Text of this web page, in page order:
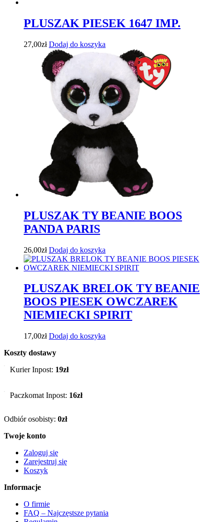
PLUSZAK PIESEK 1647 IMP.
27,00zł Dodaj do koszyka
PLUSZAK TY BEANIE BOOS
PANDA PARIS
26,00zł Dodaj do koszyka
PLUSZAK BRELOK TY BEANIE
BOOS PIESEK OWCZAREK
NIEMIECKI SPIRIT
17,00zł Dodaj do koszyka
Koszty dostawy
Kurier Inpost: 19zł
Paczkomat Inpost: 16zł
Odbiór osobisty: 0zł
Twoje konto
Zaloguj się
Zarejestruj się
Koszyk
Informacje
O firmie
FAQ – Najczęstsze pytania